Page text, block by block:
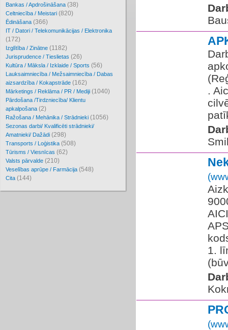
Bankas / Apdrošināšana (38)
Celtniecība / Meistari (820)
Ēdināšana (366)
IT / Datori / Telekomunikācijas / Elektronika
(172)
Izglītība / Zinātne (1182)
Jurisprudence / Tieslietas (26)
Kultūra / Māksla / Izklaide / Sports (56)
Lauksaimniecība / Mežsaimniecība / Dabas
aizsardzība / Kokapstrāde (162)
Mārketings / Reklāma / PR / Mediji (1040)
Pārdošana /Tirdzniecība/ Klientu
apkalpošana (2)
Ražošana / Mehānika / Strādnieki (1056)
Sezonas darbi/ Kvalificēti strādnieki/
Amatnieki/ Dažādi (298)
Transports / Loģistika (508)
Tūrisms / Viesnīcas (62)
Valsts pārvalde (210)
Veselības aprūpe / Farmācija (548)
Cita (144)
.
1.